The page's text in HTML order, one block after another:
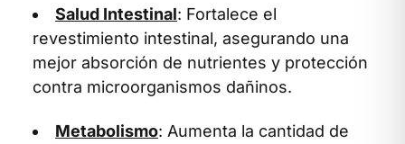
Salud Intestinal: Fortalece el
revestimiento intestinal, asegurando una
mejor absorción de nutrientes y protección
contra microorganismos dañinos.
Metabolismo: Aumenta la cantidad de